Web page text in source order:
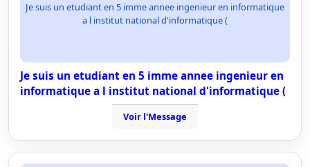
Je suis un etudiant en 5 imme annee ingenieur en informatique
a l institut national d'informatique (
Je suis un etudiant en 5 imme annee ingenieur en
informatique a l institut national d'informatique (
Voir l'Message